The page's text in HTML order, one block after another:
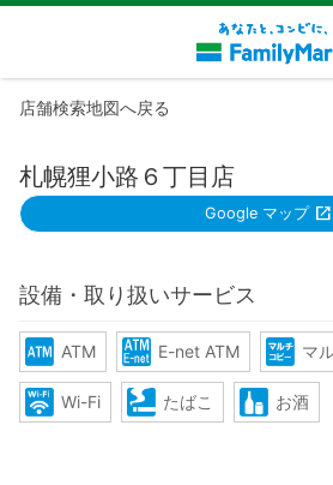
店舗検索地図へ戻る
札幌狸小路６丁目店
Google マップ
設備・取り扱いサービス
ATM E-net ATM マ
Wi-Fi たばこ お酒